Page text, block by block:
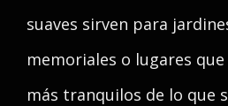
suaves sirven para
memoriales o lugares
más tranquilos de lo que